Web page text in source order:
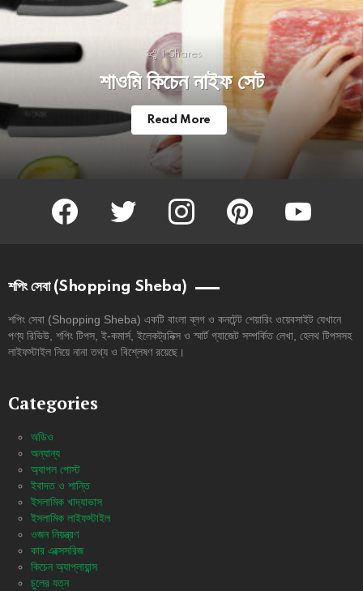
1 Shares
শাওমি কিচেন নাইফ সেট
Read More
facebook twitter instagram pinterest youtube
শপিং সেবা (Shopping Sheba)
শপিং সেবা (Shopping Sheba) একটি বাংলা ব্লগ ও কনটেন্ট শেয়ারিং ওয়েবসাইট যেখানে
পণ্য রিভিউ, শপিং টিপস, ই-কমার্স, ইলেকট্রনিক্স ও স্মার্ট গ্যাজেট সম্পর্কিত লেখা, হেলথ টিপসসহ
লাইফস্টাইল নিয়ে নানা তথ্য ও বিশ্লেষণ রয়েছে।
Categories
অডিও
অন্যান্য
অ্যাপল পোস্ট
ইবাদত ও শান্তি
ইসলামিক খাদ্যাভাস
ইসলামিক লাইফস্টাইল
ওজন নিয়ন্ত্রণ
কার এক্সেসরিজ
কিচেন অ্যাপ্লায়ান্স
চুলের যত্ন